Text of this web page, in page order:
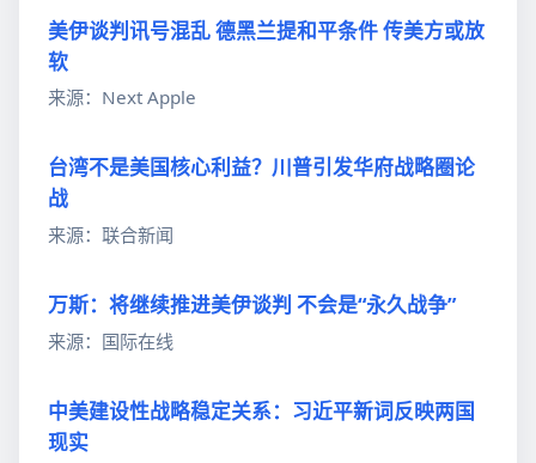
美伊谈判讯号混乱 德黑兰提和平条件 传美方或放
软
来源：Next Apple
台湾不是美国核心利益？川普引发华府战略圈论
战
来源：联合新闻
万斯：将继续推进美伊谈判 不会是“永久战争”
来源：国际在线
中美建设性战略稳定关系：习近平新词反映两国
现实